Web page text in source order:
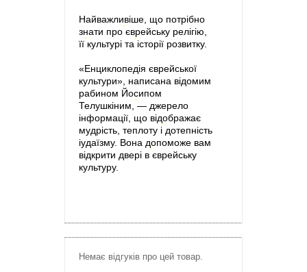
Найважливіше, що потрібно
знати про єврейську релігію,
її культурі та історії розвитку.
«Енциклопедія єврейської
культури», написана відомим
рабином Йосипом
Телушкіним, — джерело
інформації, що відображає
мудрість, теплоту і дотепність
іудаїзму. Вона допоможе вам
відкрити двері в єврейську
культуру.
Немає відгуків про цей товар.